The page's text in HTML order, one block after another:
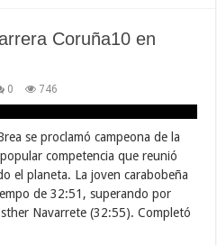
Coruña10 en
0 746
se proclamó campeona de la
competencia que reunió
el planeta. La joven carabobeña
de 32:51, superando por
Navarrete (32:55). Completó